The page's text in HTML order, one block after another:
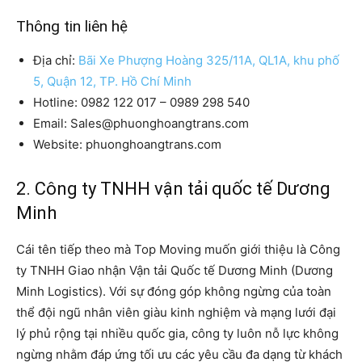
Thông tin liên hệ
Địa chỉ: Bãi Xe Phượng Hoàng 325/11A, QL1A, khu phố
5, Quận 12, TP. Hồ Chí Minh
Hotline: 0982 122 017 – 0989 298 540
Email: Sales@phuonghoangtrans.com
Website: phuonghoangtrans.com
2. Công ty TNHH vận tải quốc tế Dương
Minh
Cái tên tiếp theo mà Top Moving muốn giới thiệu là Công
ty TNHH Giao nhận Vận tải Quốc tế Dương Minh (Dương
Minh Logistics). Với sự đóng góp không ngừng của toàn
thể đội ngũ nhân viên giàu kinh nghiệm và mạng lưới đại
lý phủ rộng tại nhiều quốc gia, công ty luôn nỗ lực không
ngừng nhằm đáp ứng tối ưu các yêu cầu đa dạng từ khách